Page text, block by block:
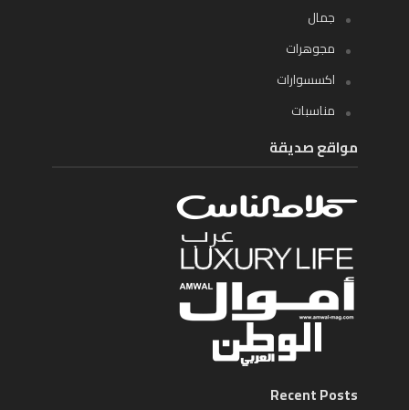
جمال
مجوهرات
اكسسوارات
مناسبات
مواقع صديقة
Recent Posts